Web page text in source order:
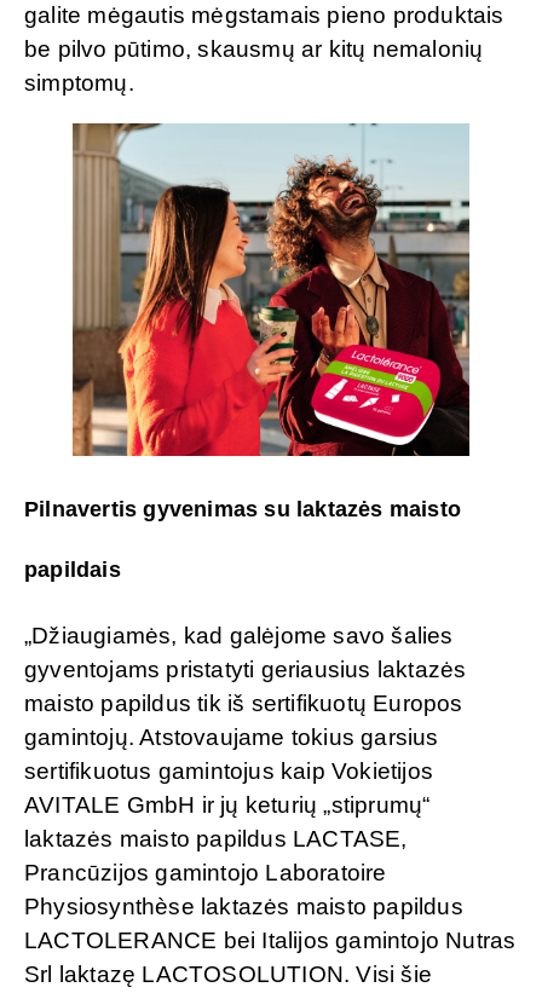
galite mėgautis mėgstamais pieno produktais
be pilvo pūtimo, skausmų ar kitų nemalonių
simptomų.
Pilnavertis gyvenimas su laktazės maisto
papildais
„Džiaugiamės, kad galėjome savo šalies
gyventojams pristatyti geriausius laktazės
maisto papildus tik iš sertifikuotų Europos
gamintojų. Atstovaujame tokius garsius
sertifikuotus gamintojus kaip Vokietijos
AVITALE GmbH ir jų keturių „stiprumų“
laktazės maisto papildus LACTASE,
Prancūzijos gamintojo Laboratoire
Physiosynthèse laktazės maisto papildus
LACTOLERANCE bei Italijos gamintojo Nutras
Srl laktazę LACTOSOLUTION. Visi šie